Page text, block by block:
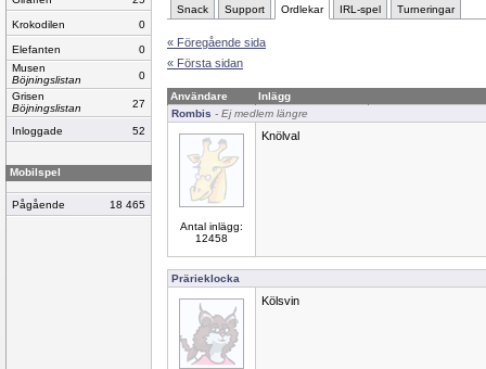
Krokodilen 0
Elefanten
0
Musen
Böjningslistan
0
Grisen
Böjningslistan
27
Inloggade 52
Mobilspel
Pågående 18 465
Snack Support Ordlekar IRL-spel Turneringar
« Föregående sida
« Första sidan
Användare
Inlägg
Rombis - Ej medlem längre
Antal inlägg:
12458
Knölval
Prärieklocka
Kölsvin